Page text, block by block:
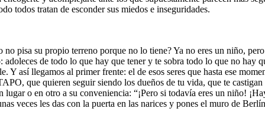
todos tratan de esconder sus miedos e inseguridades.
pisa su propio terreno porque no lo tiene? Ya no eres un niño,
de todo lo que hay que tener y te sobra todo lo que no hay
Y así llegamos al primer frente: el de esos seres que hasta ese
que quieren seguir siendo los dueños de tu vida, que te
lugar o en otro a su conveniencia: “¡Pero si todavía eres un niño!
veces les das con la puerta en las narices y pones el muro de